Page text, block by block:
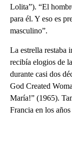
Lolita”). “El
para él. Y eso es
masculino”.
La estrella restaba
recibía elogios de
durante casi dos
God Created
María!” (1965).
Francia en los años